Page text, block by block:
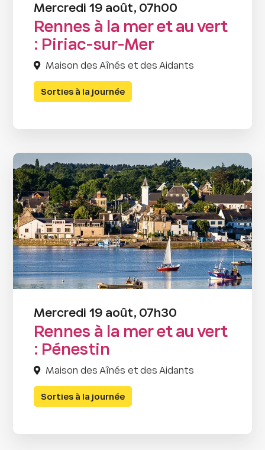
Mercredi 19 août, 07h00
Rennes à la mer et au vert
: Piriac-sur-Mer
Maison des Aînés et des Aidants
Sorties à la journée
Mercredi 19 août, 07h30
Rennes à la mer et au vert
: Pénestin
Maison des Aînés et des Aidants
Sorties à la journée